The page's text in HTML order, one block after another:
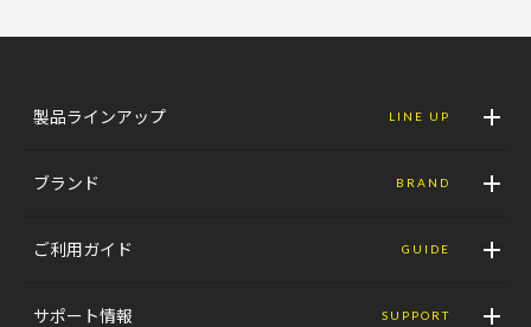
製品ラインアップ LINE UP
ブランド BRAND
ご利用ガイド GUIDE
サポート情報 SUPPORT